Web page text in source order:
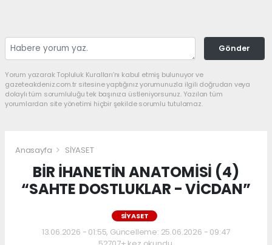
Gönder
Yorum yazarak Topluluk Kuralları’nı kabul etmiş bulunuyor ve
gazeteakdeniz.com.tr sitesine yaptığınız yorumunuzla ilgili doğrudan veya
dolaylı tüm sorumluluğu tek başınıza üstleniyorsunuz. Yazılan tüm
yorumlardan site yönetimi hiçbir şekilde sorumlu tutulamaz.
Anasayfa SİYASET
BİR İHANETİN ANATOMİSİ (4)
“SAHTE DOSTLUKLAR - VİCDAN”
SİYASET
13.06.2026 - 01:55, Güncelleme: 25.06.2026 - 09:47